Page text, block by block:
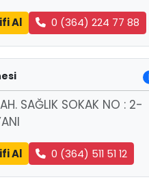
Al 0 (364) 224 77 88
SAĞLIK SOKAK NO : 2-
Al 0 (364) 511 51 12